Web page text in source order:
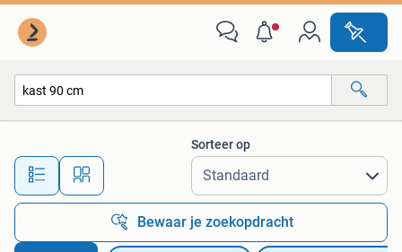
Alle afstanden…
Sorteer op
Bewaar je zoekopdracht